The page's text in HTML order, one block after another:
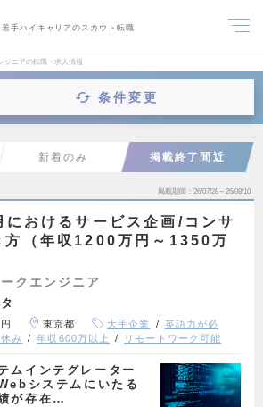
若手ハイキャリアのスカウト転職
ジニアの転職・求人情報
条件変更
新着のみ 掲載終了間近
掲載期間 26/07/28～26/08/10
におけるサービス企画/コンサ
方（年収1200万円～1350万
クエンジニア
東京都 大手企業
英語力が必
み 年収600万以上 リモートワーク可能
ムインテグレーター
システムにいたる
が存在…